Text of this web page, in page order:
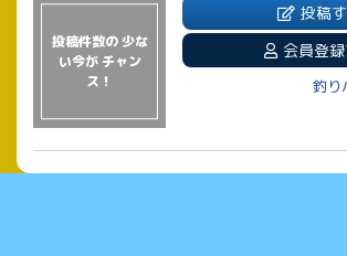
投稿件数の 少な
い今が チャン
ス！
投稿
会員登
釣り